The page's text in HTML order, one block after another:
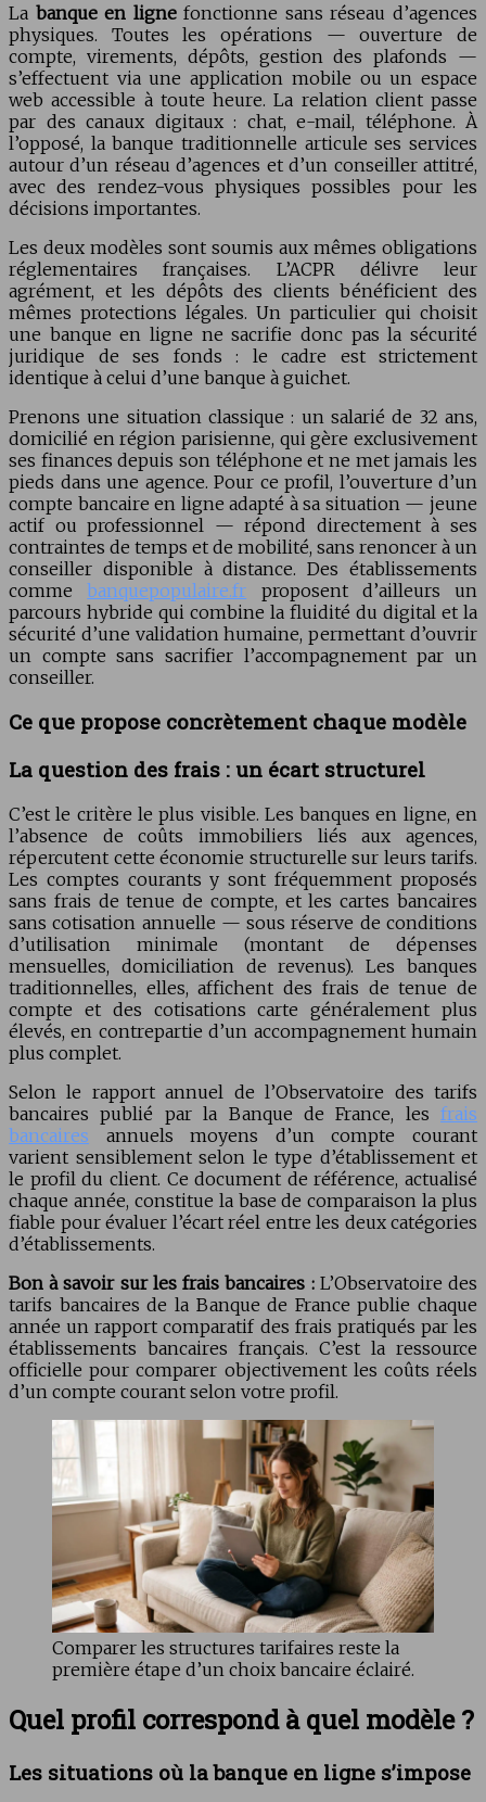
La banque en lignefonctionne sans réseau d’agences
physiques. Toutes les opérations — ouverture de
compte, virements, dépôts, gestion des plafonds —
s’effectuent via une application mobile ou un espace
web accessible à toute heure. La relation client passe
par des canaux digitaux : chat, e-mail, téléphone. À
l’opposé, la banque traditionnelle articule ses services
autour d’un réseau d’agences et d’un conseiller attitré,
avec des rendez-vous physiques possibles pour les
décisions importantes.
Les deux modèles sont soumis aux mêmes obligations
réglementaires françaises. L’ACPR délivre leur
agrément, et les dépôts des clients bénéficient des
mêmes protections légales. Un particulier qui choisit
une banque en ligne ne sacrifie donc pas la sécurité
juridique de ses fonds : le cadre est strictement
identique à celui d’une banque à guichet.
Prenons une situation classique : un salarié de 32 ans,
domicilié en région parisienne, qui gère exclusivement
ses finances depuis son téléphone et ne met jamais les
pieds dans une agence. Pour ce profil, l’ouverture d’un
compte bancaire en ligne adapté à sa situation — jeune
actif ou professionnel — répond directement à ses
contraintes de temps et de mobilité, sans renoncer à un
conseiller disponible à distance. Des établissements
commebanquepopulaire.fr proposent d’ailleurs un
parcours hybride qui combine la fluidité du digital et la
sécurité d’une validation humaine, permettant d’ouvrir
un compte sans sacrifier l’accompagnement par un
conseiller.
Ce que propose concrètement chaque modèle
La question des frais : un écart structurel
C’est le critère le plus visible. Les banques en ligne, en
l’absence de coûts immobiliers liés aux agences,
répercutent cette économie structurelle sur leurs tarifs.
Les comptes courants y sont fréquemment proposés
sans frais de tenue de compte, et les cartes bancaires
sans cotisation annuelle — sous réserve de conditions
d’utilisation minimale (montant de dépenses
mensuelles, domiciliation de revenus). Les banques
traditionnelles, elles, affichent des frais de tenue de
compte et des cotisations carte généralement plus
élevés, en contrepartie d’un accompagnement humain
plus complet.
Selon le rapport annuel de l’Observatoire des tarifs
bancaires publié par la Banque de France, les frais
bancaires annuels moyens d’un compte courant
varient sensiblement selon le type d’établissement et
le profil du client. Ce document de référence, actualisé
chaque année, constitue la base de comparaison la plus
fiable pour évaluer l’écart réel entre les deux catégories
d’établissements.
Bon à savoir sur les frais bancaires :L’Observatoire des
tarifs bancaires de la Banque de France publie chaque
année un rapport comparatif des frais pratiqués par les
établissements bancaires français. C’est la ressource
officielle pour comparer objectivement les coûts réels
d’un compte courant selon votre profil.
Comparer les structures tarifaires reste la
première étape d’un choix bancaire éclairé.
Quel profil correspond à quel modèle ?
Les situations où la banque en ligne s’impose